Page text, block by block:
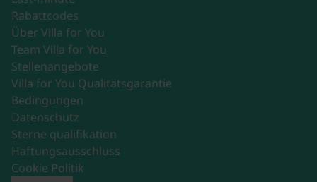
Rabattcodes
Über Villa for You
Team Villa for You
Stellenangebote
Villa for You Qualitätsgarantie
Bedingungen
Datenschutz
Sterne qualifikation
Haftungsausschluss
Cookie Politik